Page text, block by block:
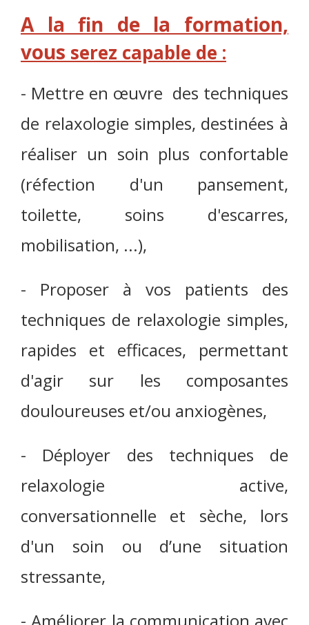
A la fin de la formation,
vous serez capable de :
- Mettre en œuvre des techniques
de relaxologie simples, destinées à
réaliser un soin plus confortable
(réfection d'un pansement,
toilette, soins d'escarres,
mobilisation, ...),
- Proposer à vos patients des
techniques de relaxologie simples,
rapides et efficaces, permettant
d'agir sur les composantes
douloureuses et/ou anxiogènes,
- Déployer des techniques de
relaxologie active,
conversationnelle et sèche, lors
d'un soin ou d’une situation
stressante,
- Améliorer la communication avec